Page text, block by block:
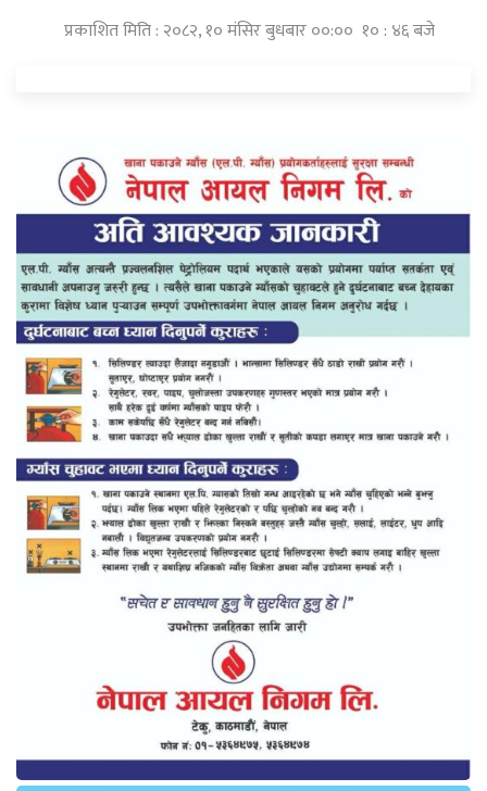
प्रकाशित मिति : २०८२, १० मंसिर बुधबार ००:०० १० : ४६ बजे